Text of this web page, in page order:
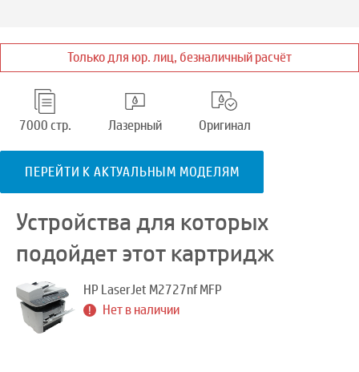
Только для юр. лиц, безналичный расчёт
7000 стр. Лазерный Оригинал
ПЕРЕЙТИ К АКТУАЛЬНЫМ МОДЕЛЯМ
Устройства для которых
подойдет этот картридж
HP LaserJet M2727nf MFP
Нет в наличии